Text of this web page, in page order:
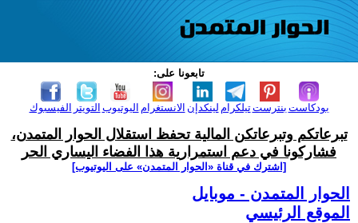
تابعونا على:
الفيسبوك التويتر اليوتيوب الانستغرام لينكدإن تيلكرامبنترست بودكاست
تبرعاتكم وتبرعاتكن المالية تحفظ استقلال الحوار المتمدن،
فشاركونا في دعم استمرارية هذا الفضاء اليساري الحر
[اشترك في قناة ‫«الحوار المتمدن» على اليوتيوب]
الحوار المتمدن - موبايل
الموقع الرئيسي